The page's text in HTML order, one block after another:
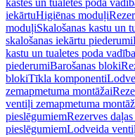
kastes un tualetes poda
iekārtuHigiēnas moduļi
moduļiSkalošanas kastu un
skalošanas iekārtu piederumi
kastu un tualetes poda
piederumiBarošanas bloki
blokiTīkla komponenti
zemapmetuma montāžai
ventiļi zemapmetuma
pieslēgumiemRezerves
pieslēgumiemLodveida